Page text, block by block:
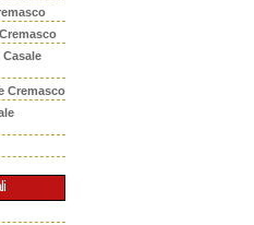
Cremasco